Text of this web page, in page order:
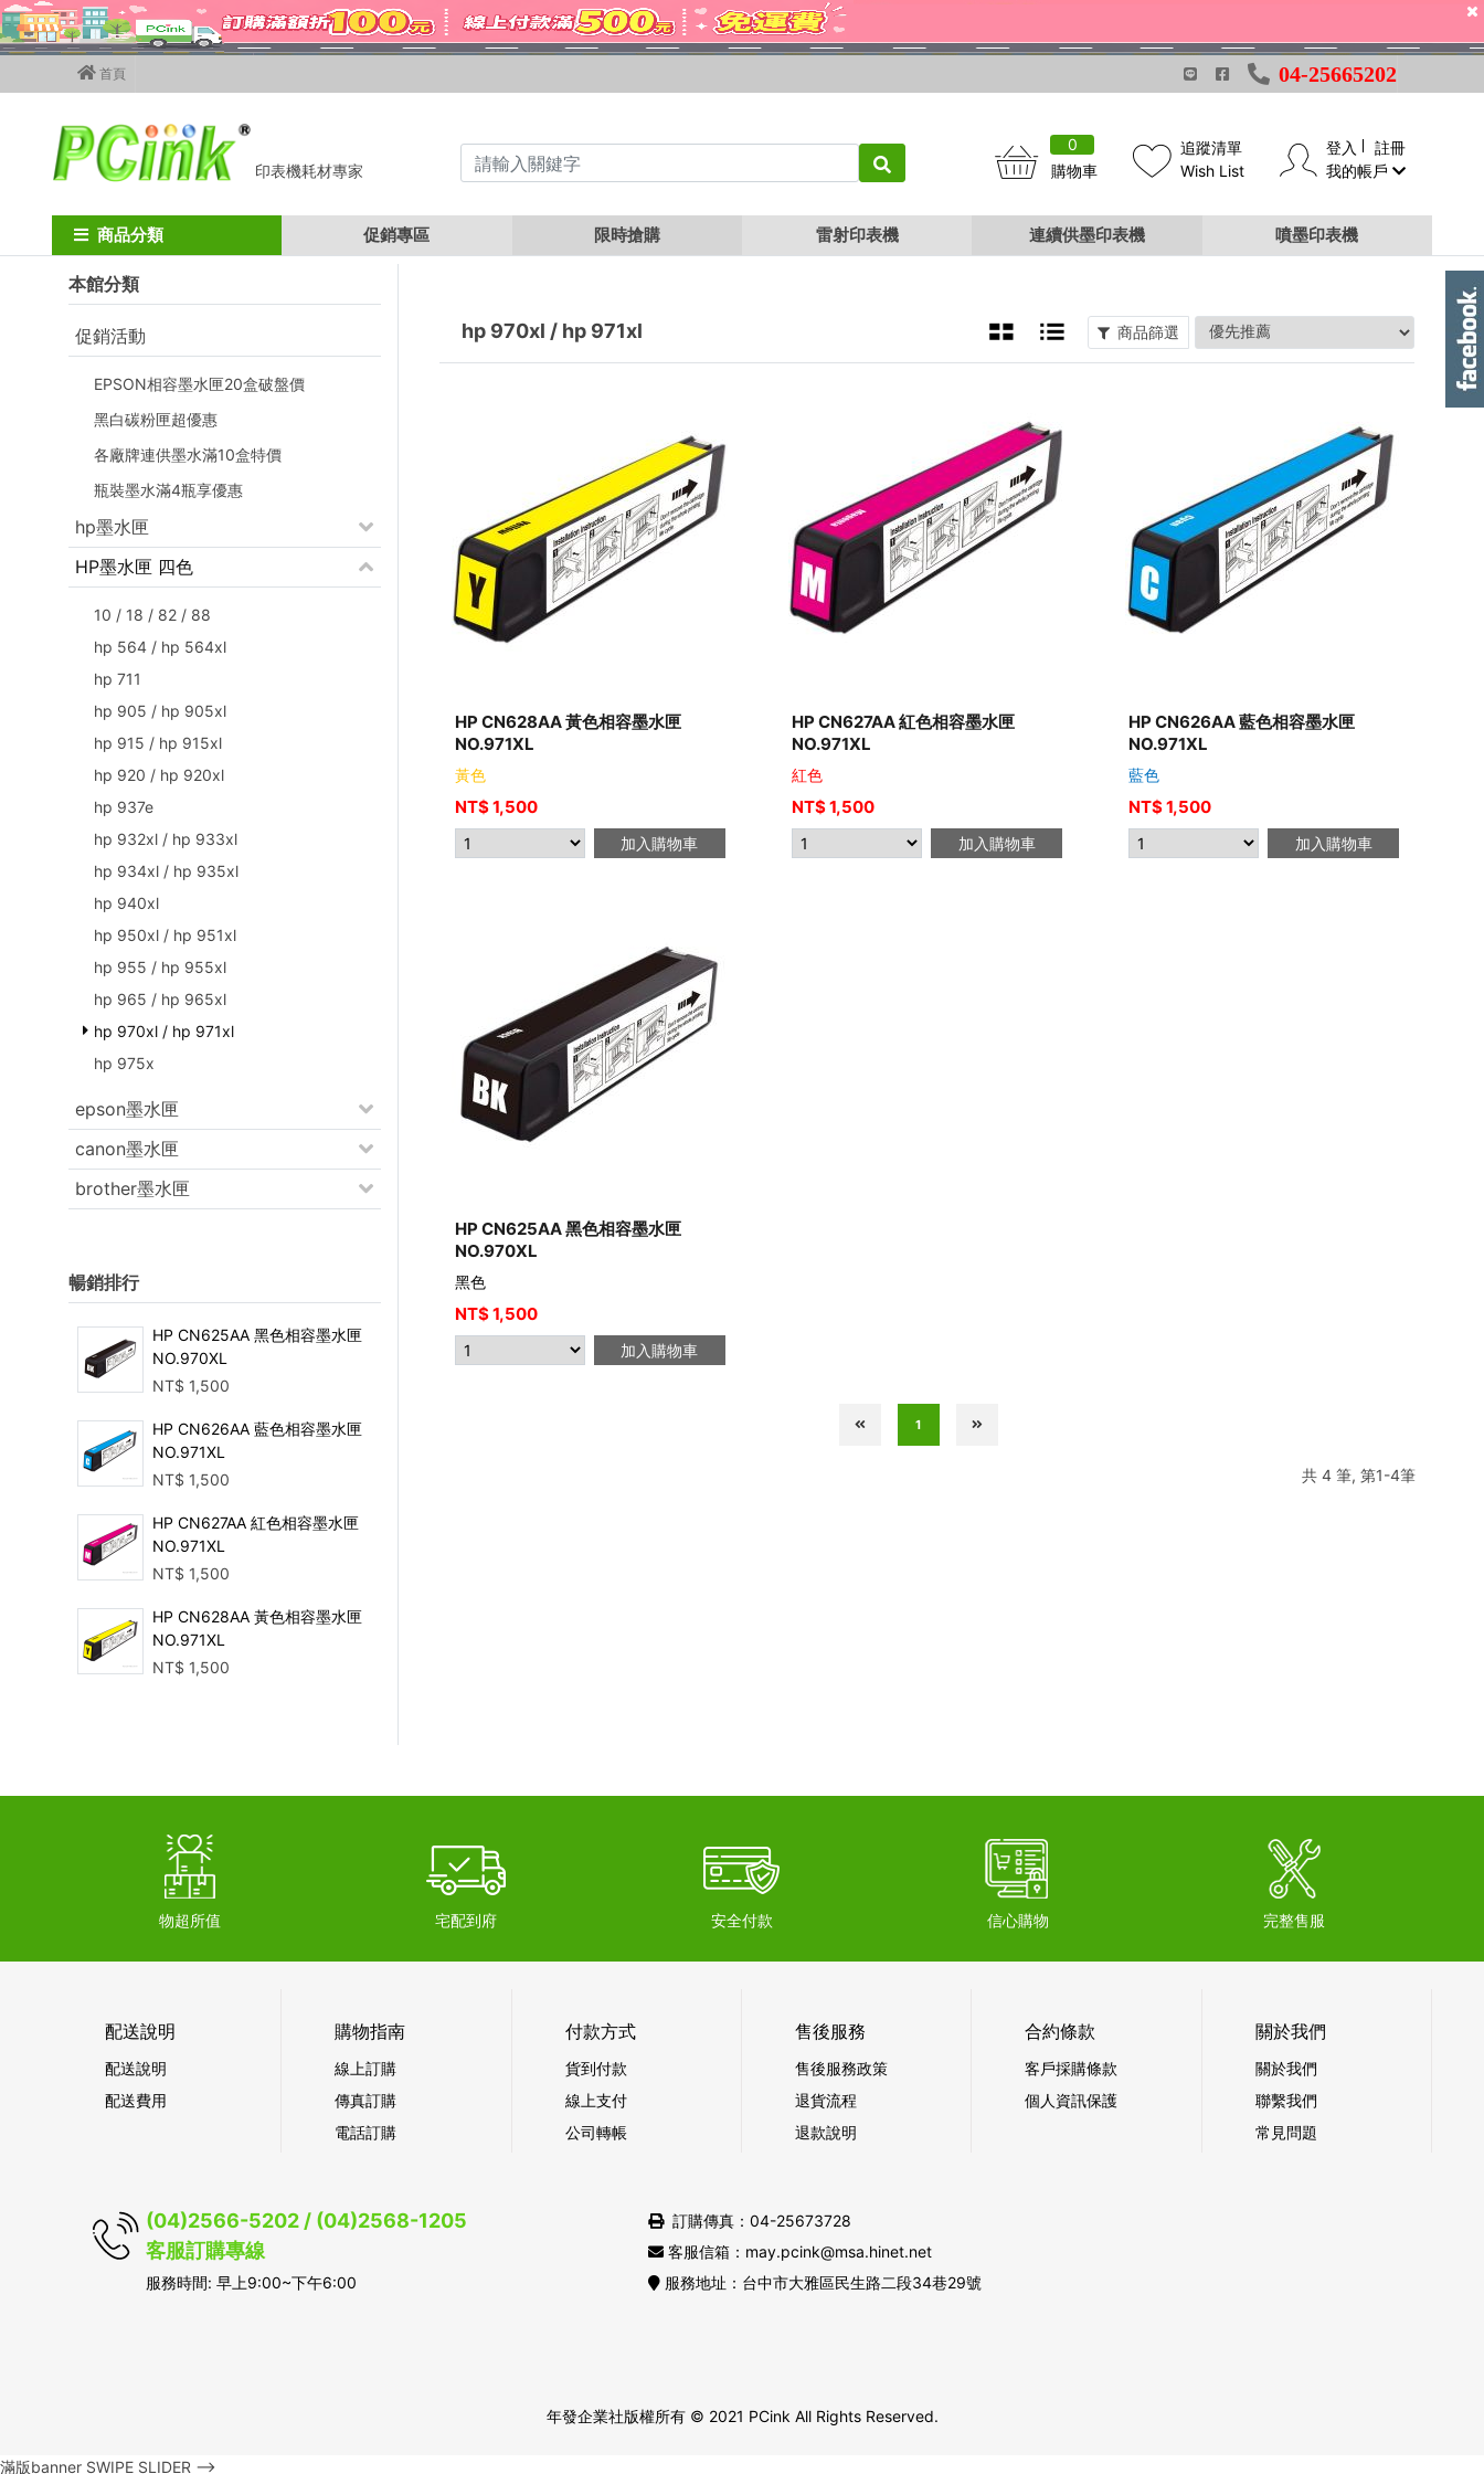
首頁 04-25665202
印表機耗材專家
0
購物車
追蹤清單
Wish List
登入
註冊
我的帳戶
商品分類 促銷專區 限時搶購 雷射印表機 連續供墨印表機 噴墨印表機
Home 墨水匣 HP墨水匣 四色 hp 970xl / hp 971xl
本館分類
促銷活動
EPSON相容墨水匣20盒破盤價
黑白碳粉匣超優惠
各廠牌連供墨水滿10盒特價
瓶裝墨水滿4瓶享優惠
hp墨水匣
HP墨水匣 四色
10 / 18 / 82 / 88
hp 564 / hp 564xl
hp 711
hp 905 / hp 905xl
hp 915 / hp 915xl
hp 920 / hp 920xl
hp 937e
hp 932xl / hp 933xl
hp 934xl / hp 935xl
hp 940xl
hp 950xl / hp 951xl
hp 955 / hp 955xl
hp 965 / hp 965xl
hp 970xl / hp 971xl
hp 975x
epson墨水匣
canon墨水匣
brother墨水匣
暢銷排行
HP CN625AA 黑色相容墨水匣
NO.970XL
NT$ 1,500
HP CN626AA 藍色相容墨水匣
NO.971XL
NT$ 1,500
HP CN627AA 紅色相容墨水匣
NO.971XL
NT$ 1,500
HP CN628AA 黃色相容墨水匣
NO.971XL
NT$ 1,500
商品篩選
hp 970xl / hp 971xl
HP CN628AA 黃色相容墨水匣
NO.971XL
黃色
NT$1,500
加入購物車
HP CN627AA 紅色相容墨水匣
NO.971XL
紅色
NT$1,500
加入購物車
HP CN626AA 藍色相容墨水匣
NO.971XL
藍色
NT$1,500
加入購物車
HP CN625AA 黑色相容墨水匣
NO.970XL
黑色
NT$1,500
加入購物車
1
共 4 筆, 第1-4筆
物超所值 宅配到府 安全付款 信心購物 完整售服
配送說明
配送說明
配送費用
購物指南
線上訂購
傳真訂購
電話訂購
付款方式
貨到付款
線上支付
公司轉帳
售後服務
售後服務政策
退貨流程
退款說明
合約條款
客戶採購條款
個人資訊保護
關於我們
關於我們
聯繫我們
常見問題
(04)2566-5202 / (04)2568-1205
客服訂購專線
服務時間: 早上9:00~下午6:00
訂購傳真：04-25673728
客服信箱：may.pcink@msa.hinet.net
服務地址：台中市大雅區民生路二段34巷29號
年發企業社版權所有 © 2021 PCink All Rights Reserved.
滿版banner SWIPE SLIDER -->